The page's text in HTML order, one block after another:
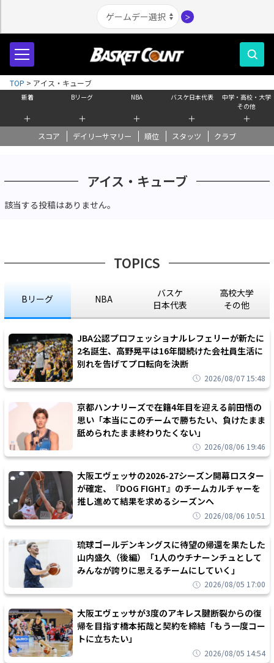
＞
新着
＋
Bリーグ
＋
NBA
＋
バスケ日本代表
＋
中学・高校・大学
その他
＋
スコア デイリーサマリー 順位 スタッツ クラブ
TOP > アイス・キューブ
アイス・キューブ
該当する投稿はありません。
TOPICS
Bリーグ NBA
バスケ
日本代表
高校大学
その他
JBA公認プロフェッショナルレフェリーが新たに
2名誕生、高野晃平は16年間続けた会社員生活に
別れを告げてプロ転向を決断
2026/08/07 15:48
京都ハンナリーズで在籍4年目を迎える前田悟の
思い「本当にこのチームで勝ちたい、負けたまま
舐められたまま終わりたくない」
2026/08/06 19:46
大阪エヴェッサの2026-27シーズン開幕ロスター
が確定、『DOG FIGHT』のチームカルチャーを
推し進めて結果を求めるシーズンへ
2026/08/06 10:51
琉球ゴールデンキングスに待望の帰還を果たした
山内盛久（後編）「1人のウチナーンチュとして
みんなが誇りに思えるチームにしていく」
2026/08/05 17:00
大阪エヴェッサが3度のアキレス腱断裂からの復
帰を目指す橋本拓哉と契約を締結「もう一度コー
トに立ちたい」
2026/08/05 14:54